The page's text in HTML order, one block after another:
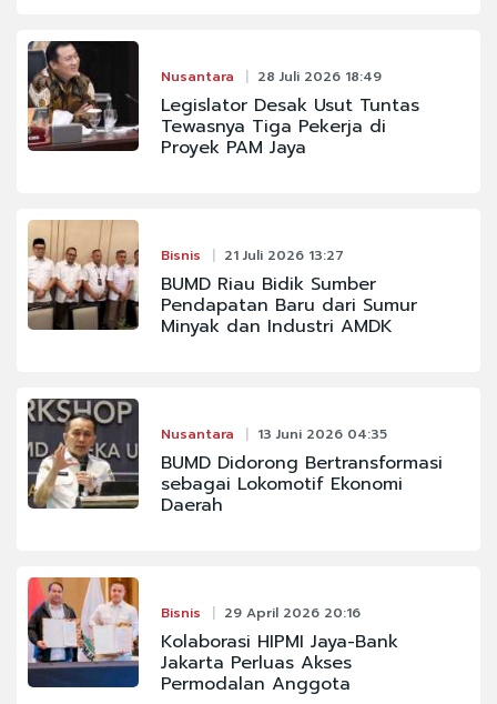
Nusantara 28 Juli 2026 18:49
Legislator Desak Usut Tuntas
Tewasnya Tiga Pekerja di
Proyek PAM Jaya
Bisnis 21 Juli 2026 13:27
BUMD Riau Bidik Sumber
Pendapatan Baru dari Sumur
Minyak dan Industri AMDK
Nusantara 13 Juni 2026 04:35
BUMD Didorong Bertransformasi
sebagai Lokomotif Ekonomi
Daerah
Bisnis 29 April 2026 20:16
Kolaborasi HIPMI Jaya-Bank
Jakarta Perluas Akses
Permodalan Anggota